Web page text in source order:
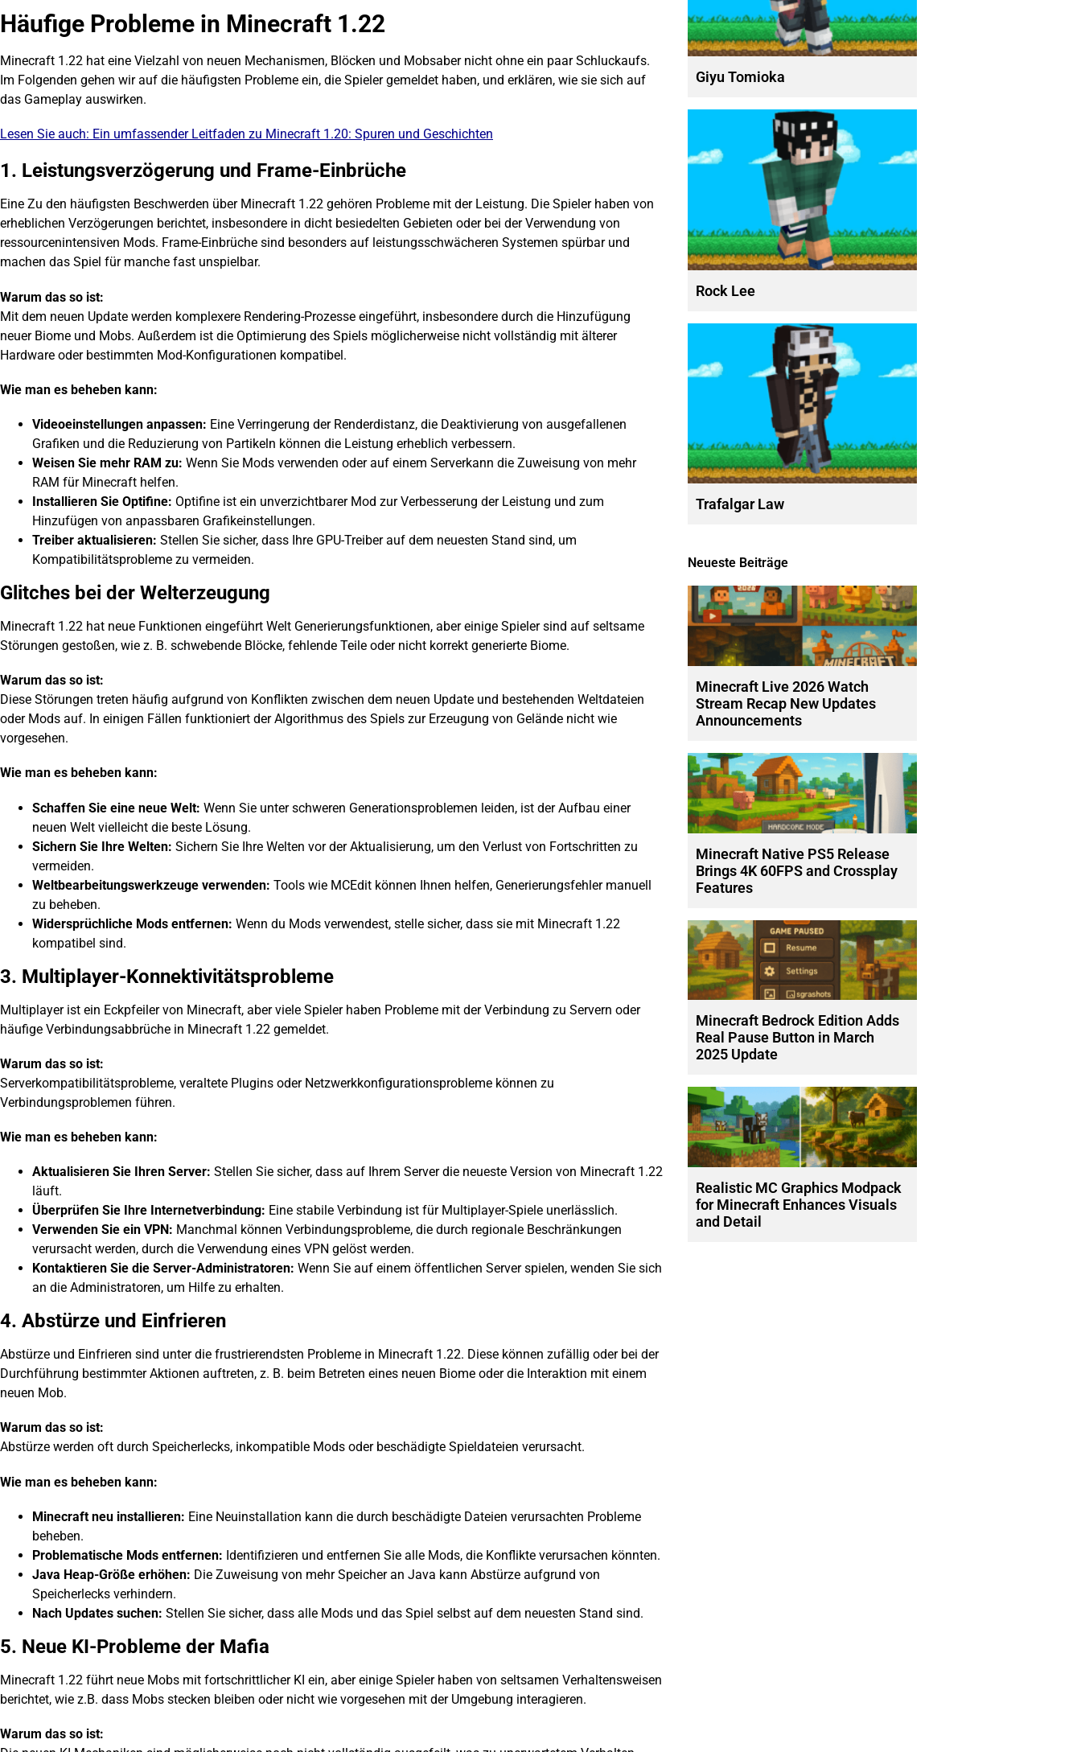
Häufige Probleme in Minecraft 1.22
Minecraft 1.22 hat eine Vielzahl von neuen Mechanismen, Blöcken und Mobsaber nicht ohne ein paar Schluckaufs.
Im Folgenden gehen wir auf die häufigsten Probleme ein, die Spieler gemeldet haben, und erklären, wie sie sich auf
das Gameplay auswirken.
Lesen Sie auch: Ein umfassender Leitfaden zu Minecraft 1.20: Spuren und Geschichten
1. Leistungsverzögerung und Frame-Einbrüche
Eine Zu den häufigsten Beschwerden über Minecraft 1.22 gehören Probleme mit der Leistung. Die Spieler haben von
erheblichen Verzögerungen berichtet, insbesondere in dicht besiedelten Gebieten oder bei der Verwendung von
ressourcenintensiven Mods. Frame-Einbrüche sind besonders auf leistungsschwächeren Systemen spürbar und
machen das Spiel für manche fast unspielbar.
Warum das so ist:
Mit dem neuen Update werden komplexere Rendering-Prozesse eingeführt, insbesondere durch die Hinzufügung
neuer Biome und Mobs. Außerdem ist die Optimierung des Spiels möglicherweise nicht vollständig mit älterer
Hardware oder bestimmten Mod-Konfigurationen kompatibel.
Wie man es beheben kann:
Videoeinstellungen anpassen: Eine Verringerung der Renderdistanz, die Deaktivierung von ausgefallenen
Grafiken und die Reduzierung von Partikeln können die Leistung erheblich verbessern.
Weisen Sie mehr RAM zu: Wenn Sie Mods verwenden oder auf einem Serverkann die Zuweisung von mehr
RAM für Minecraft helfen.
Installieren Sie Optifine: Optifine ist ein unverzichtbarer Mod zur Verbesserung der Leistung und zum
Hinzufügen von anpassbaren Grafikeinstellungen.
Treiber aktualisieren: Stellen Sie sicher, dass Ihre GPU-Treiber auf dem neuesten Stand sind, um
Kompatibilitätsprobleme zu vermeiden.
Glitches bei der Welterzeugung
Minecraft 1.22 hat neue Funktionen eingeführt Welt Generierungsfunktionen, aber einige Spieler sind auf seltsame
Störungen gestoßen, wie z. B. schwebende Blöcke, fehlende Teile oder nicht korrekt generierte Biome.
Warum das so ist:
Diese Störungen treten häufig aufgrund von Konflikten zwischen dem neuen Update und bestehenden Weltdateien
oder Mods auf. In einigen Fällen funktioniert der Algorithmus des Spiels zur Erzeugung von Gelände nicht wie
vorgesehen.
Wie man es beheben kann:
Schaffen Sie eine neue Welt: Wenn Sie unter schweren Generationsproblemen leiden, ist der Aufbau einer
neuen Welt vielleicht die beste Lösung.
Sichern Sie Ihre Welten: Sichern Sie Ihre Welten vor der Aktualisierung, um den Verlust von Fortschritten zu
vermeiden.
Weltbearbeitungswerkzeuge verwenden: Tools wie MCEdit können Ihnen helfen, Generierungsfehler manuell
zu beheben.
Widersprüchliche Mods entfernen: Wenn du Mods verwendest, stelle sicher, dass sie mit Minecraft 1.22
kompatibel sind.
3. Multiplayer-Konnektivitätsprobleme
Multiplayer ist ein Eckpfeiler von Minecraft, aber viele Spieler haben Probleme mit der Verbindung zu Servern oder
häufige Verbindungsabbrüche in Minecraft 1.22 gemeldet.
Warum das so ist:
Serverkompatibilitätsprobleme, veraltete Plugins oder Netzwerkkonfigurationsprobleme können zu
Verbindungsproblemen führen.
Wie man es beheben kann:
Aktualisieren Sie Ihren Server: Stellen Sie sicher, dass auf Ihrem Server die neueste Version von Minecraft 1.22
läuft.
Überprüfen Sie Ihre Internetverbindung: Eine stabile Verbindung ist für Multiplayer-Spiele unerlässlich.
Verwenden Sie ein VPN: Manchmal können Verbindungsprobleme, die durch regionale Beschränkungen
verursacht werden, durch die Verwendung eines VPN gelöst werden.
Kontaktieren Sie die Server-Administratoren: Wenn Sie auf einem öffentlichen Server spielen, wenden Sie sich
an die Administratoren, um Hilfe zu erhalten.
4. Abstürze und Einfrieren
Abstürze und Einfrieren sind unterdie frustrierendsten Probleme in Minecraft 1.22. Diese können zufällig oder bei der
Durchführung bestimmter Aktionen auftreten, z. B. beim Betreten eines neuen Biome oder die Interaktion mit einem
neuen Mob.
Warum das so ist:
Abstürze werden oft durch Speicherlecks, inkompatible Mods oder beschädigte Spieldateien verursacht.
Wie man es beheben kann:
Minecraft neu installieren: Eine Neuinstallation kann die durch beschädigte Dateien verursachten Probleme
beheben.
Problematische Mods entfernen: Identifizieren und entfernen Sie alle Mods, die Konflikte verursachen könnten.
Java Heap-Größe erhöhen: Die Zuweisung von mehr Speicher an Java kann Abstürze aufgrund von
Speicherlecks verhindern.
Nach Updates suchen: Stellen Sie sicher, dass alle Mods und das Spiel selbst auf dem neuesten Stand sind.
5. Neue KI-Probleme der Mafia
Minecraft 1.22 führt neue Mobs mit fortschrittlicher KI ein, aber einige Spieler haben von seltsamen Verhaltensweisen
berichtet, wie z.B. dass Mobs stecken bleiben oder nicht wie vorgesehen mit der Umgebung interagieren.
Warum das so ist:
Giyu Tomioka
Rock Lee
Trafalgar Law
Neueste Beiträge
Minecraft Live 2026 Watch
Stream Recap New Updates
Announcements
Minecraft Native PS5 Release
Brings 4K 60FPS and Crossplay
Features
Minecraft Bedrock Edition Adds
Real Pause Button in March
2025 Update
Realistic MC Graphics Modpack
for Minecraft Enhances Visuals
and Detail